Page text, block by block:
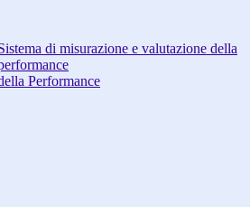
di misurazione e valutazione della
Performance